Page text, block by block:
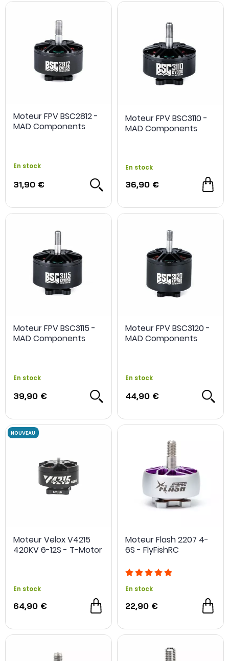
Moteur FPV BSC2812 -
MAD Components
En stock
31,90 €
Moteur FPV BSC3110 -
MAD Components
En stock
36,90 €
Moteur FPV BSC3115 -
MAD Components
En stock
39,90 €
Moteur FPV BSC3120 -
MAD Components
En stock
44,90 €
Moteur Velox V4215
420KV 6-12S - T-Motor
En stock
64,90 €
Moteur Flash 2207 4-
6S - FlyFishRC
En stock
22,90 €